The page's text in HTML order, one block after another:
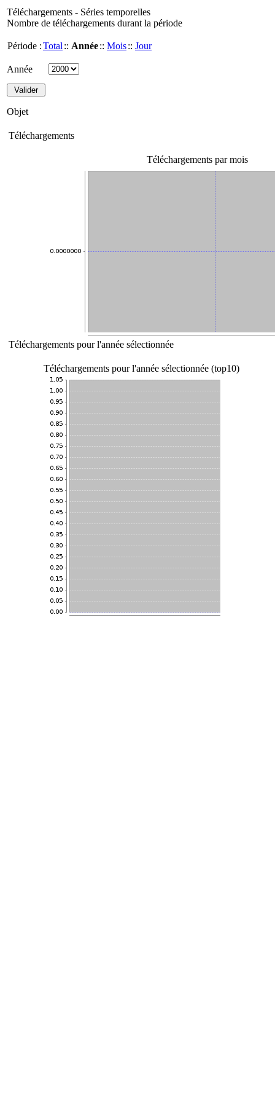
Téléchargements - Séries temporelles
Nombre de téléchargements durant la période
Période :Total :: Année:: Mois:: Jour
Année
Objet
Téléchargements
Téléchargements par mois
Téléchargements pour l'année sélectionnée
Téléchargements pour l'année sélectionnée (top10)